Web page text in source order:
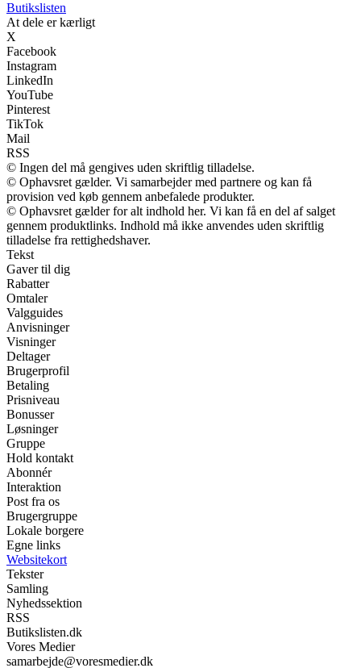
Butikslisten
At dele er kærligt
X
Facebook
Instagram
LinkedIn
YouTube
Pinterest
TikTok
Mail
RSS
© Ingen del må gengives uden skriftlig tilladelse.
© Ophavsret gælder. Vi samarbejder med partnere og kan få
provision ved køb gennem anbefalede produkter.
© Ophavsret gælder for alt indhold her. Vi kan få en del af salget
gennem produktlinks. Indhold må ikke anvendes uden skriftlig
tilladelse fra rettighedshaver.
Tekst
Gaver til dig
Rabatter
Omtaler
Valgguides
Anvisninger
Visninger
Deltager
Brugerprofil
Betaling
Prisniveau
Bonusser
Løsninger
Gruppe
Hold kontakt
Abonnér
Interaktion
Post fra os
Brugergruppe
Lokale borgere
Egne links
Websitekort
Tekster
Samling
Nyhedssektion
RSS
Butikslisten.dk
Vores Medier
samarbejde@voresmedier.dk